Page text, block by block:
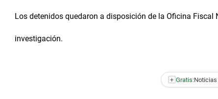
Los detenidos quedaron a disposición de la Oficina Fiscal
investigación.
+ Gratis:Noticias